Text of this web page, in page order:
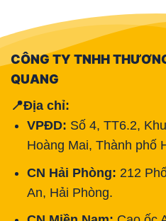
CÔNG TY TNHH
QUANG
📍Địa chỉ:
VPĐD: Số 4, TT6.2,
Hoàng Mai, Thành phố
CN Hải Phòng: 212
An, Hải Phòng.